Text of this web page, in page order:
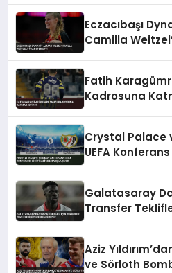
Eczacıbaşı
Camilla
Fatih
Kadrosuna
Crystal Palace
UEFA
Galatasaray
Transfer
Aziz
ve Sörloth